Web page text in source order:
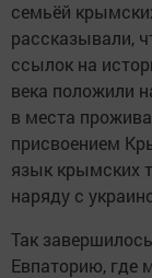
семьёй
рассказывали,
ссылок на
века положили
в места
присвоением
язык крымских
наряду с
Так
Евпаторию, где